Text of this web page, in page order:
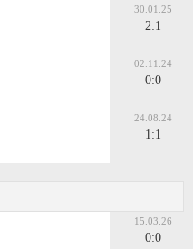
30.01.25
2:1
02.11.24
0:0
24.08.24
1:1
15.03.26
0:0